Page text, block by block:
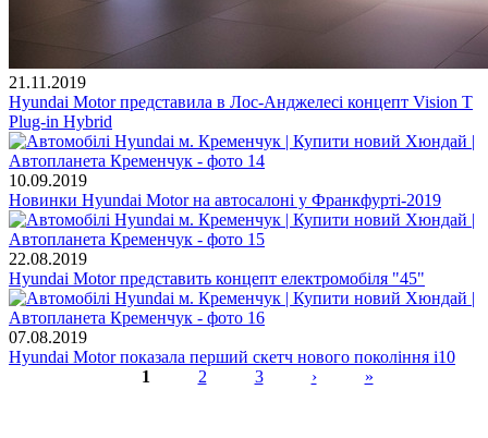
21.11.2019
Hyundai Motor представила в Лос-Анджелесі концепт Vision T
Plug-in Hybrid
10.09.2019
Новинки Hyundai Motor на автосалоні у Франкфурті-2019
22.08.2019
Hyundai Motor представить концепт електромобіля "45"
07.08.2019
Hyundai Motor показала перший скетч нового покоління i10
1 2 3 › »